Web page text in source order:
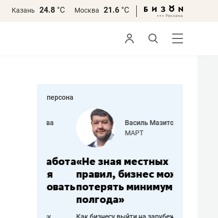
Казань 24.8 °С Москва 21.6 °С
персона
Василь Мазитов
МАРТ
«Не зная местных
правил, бизнес может
потерять минимум
полгода»